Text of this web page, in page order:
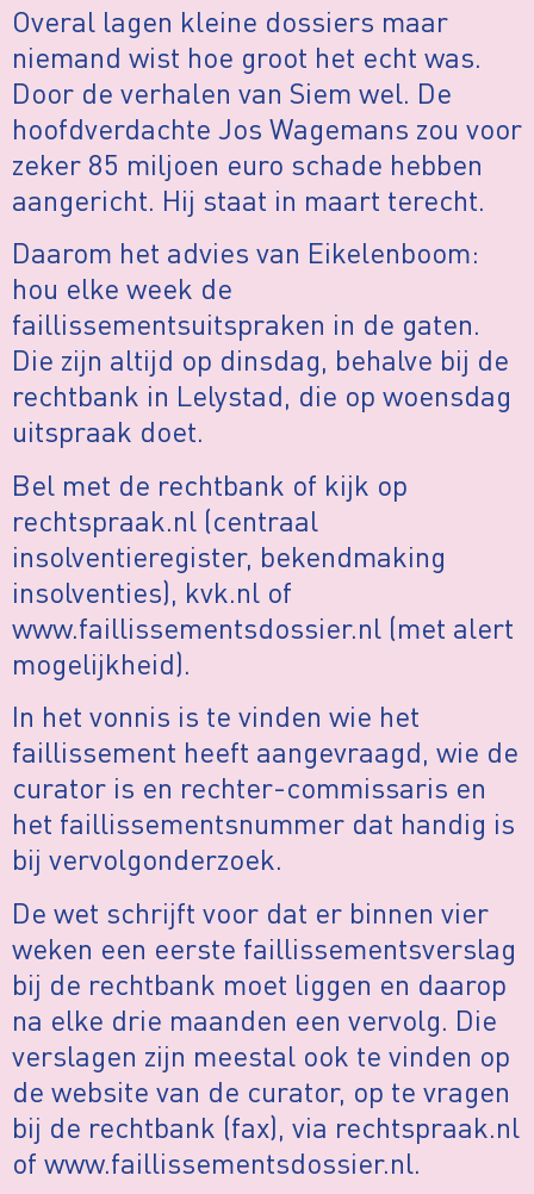
Overal lagen kleine dossiers maar
niemand wist hoe groot het echt was.
Door de verhalen van Siem wel. De
hoofdverdachte Jos Wagemans zou voor
zeker 85 miljoen euro schade hebben
aangericht. Hij staat in maart terecht.
Daarom het advies van Eikelenboom:
hou elke week de
faillissementsuitspraken in de gaten.
Die zijn altijd op dinsdag, behalve bij de
rechtbank in Lelystad, die op woensdag
uitspraak doet.
Bel met de rechtbank of kijk op
rechtspraak.nl (centraal
insolventieregister, bekendmaking
insolventies), kvk.nl of
www.faillissementsdossier.nl (met alert
mogelijkheid).
In het vonnis is te vinden wie het
faillissement heeft aangevraagd, wie de
curator is en rechter-commissaris en
het faillissementsnummer dat handig is
bij vervolgonderzoek.
De wet schrijft voor dat er binnen vier
weken een eerste faillissementsverslag
bij de rechtbank moet liggen en daarop
na elke drie maanden een vervolg. Die
verslagen zijn meestal ook te vinden op
de website van de curator, op te vragen
bij de rechtbank (fax), via rechtspraak.nl
of www.faillissementsdossier.nl.